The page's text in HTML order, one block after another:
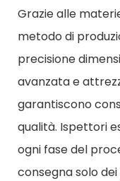
Grazie alle
metodo di
precisione
avanzata e
garantiscono
qualità. Ispettori
ogni fase del
consegna solo